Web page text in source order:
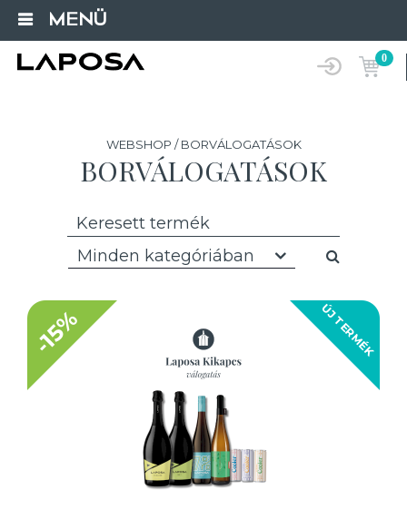
MENÜ
0
WEBSHOP / BORVÁLOGATÁSOK
BORVÁLOGATÁSOK
Minden kategóriában
ÚJ TERMÉK
-15%